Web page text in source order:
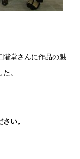
階堂さんに作品の魅
。
い。